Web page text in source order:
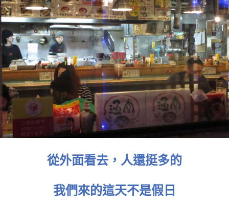
從外面看去，人還挺多的
我們來的這天不是假日